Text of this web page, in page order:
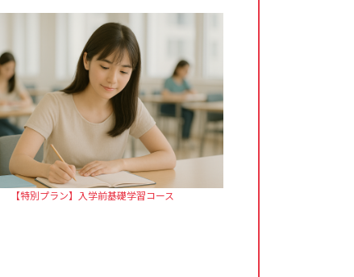
【特別プラン】入学前基礎学習コース